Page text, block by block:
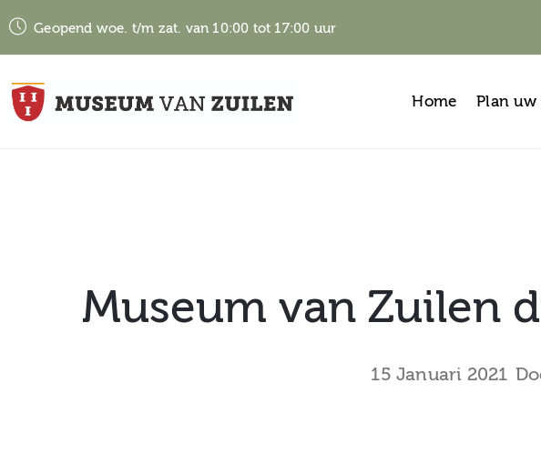
Geopend woe. t/m zat. van 10:00 tot 17:00 uur
Home Plan uw
Museum van Zuilen
15 Januari 2021